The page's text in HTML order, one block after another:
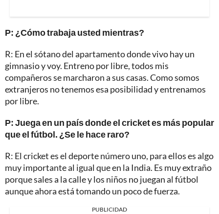
P: ¿Cómo trabaja usted mientras?
R: En el sótano del apartamento donde vivo hay un
gimnasio y voy. Entreno por libre, todos mis
compañeros se marcharon a sus casas. Como somos
extranjeros no tenemos esa posibilidad y entrenamos
por libre.
P: Juega en un país donde el cricket es más popular
que el fútbol. ¿Se le hace raro?
R: El cricket es el deporte número uno, para ellos es algo
muy importante al igual que en la India. Es muy extraño
porque sales a la calle y los niños no juegan al fútbol
aunque ahora está tomando un poco de fuerza.
PUBLICIDAD